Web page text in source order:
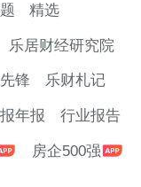
成长，也是布
等国家战略的
利回复，让市
开欧 美大门、
被低估。
精选
乐居财经研究院
锋 乐财札记
年报 行业报告
房企500强